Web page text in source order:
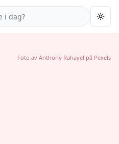
Foto av Anthony Rahayel på Pexels